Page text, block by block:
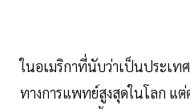
ในอเมริกาที่นับว่าเป็นประเท
ทางการแพทย์สูงสุดในโลก แต่